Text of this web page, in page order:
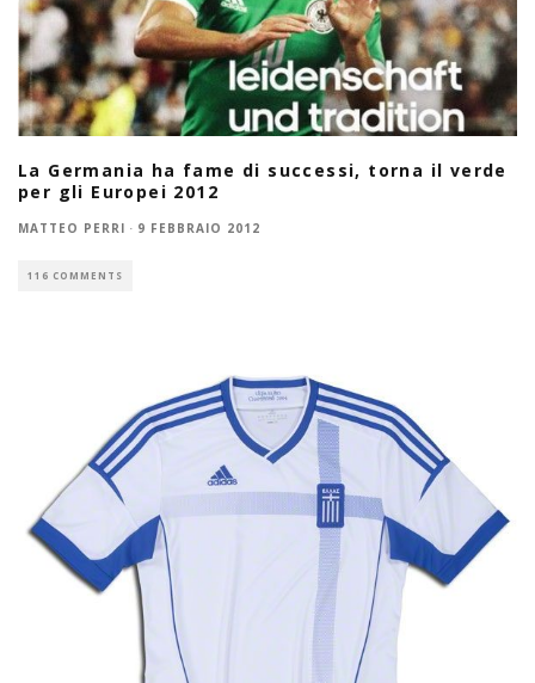
La Germania ha fame di successi, torna il verde
per gli Europei 2012
MATTEO PERRI · 9 FEBBRAIO 2012
116 COMMENTS